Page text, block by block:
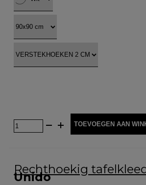
TOEVOEGEN AAN
Rechthoekig
Unido